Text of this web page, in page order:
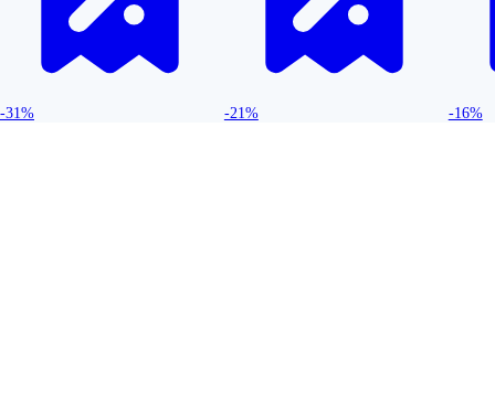
-31% -21% -16%